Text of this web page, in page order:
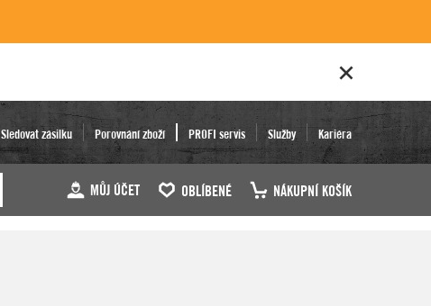
Sledovat zásilku Porovnání zboží PROFI servis Služby Kariéra
MŮJ ÚČET OBLÍBENÉ NÁKUPNÍ KOŠÍK